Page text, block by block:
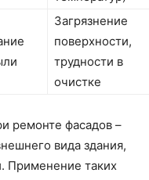
Загрязнение
поверхности,
трудности в
очистке
ремонте фасадов –
вида здания,
Применение таких